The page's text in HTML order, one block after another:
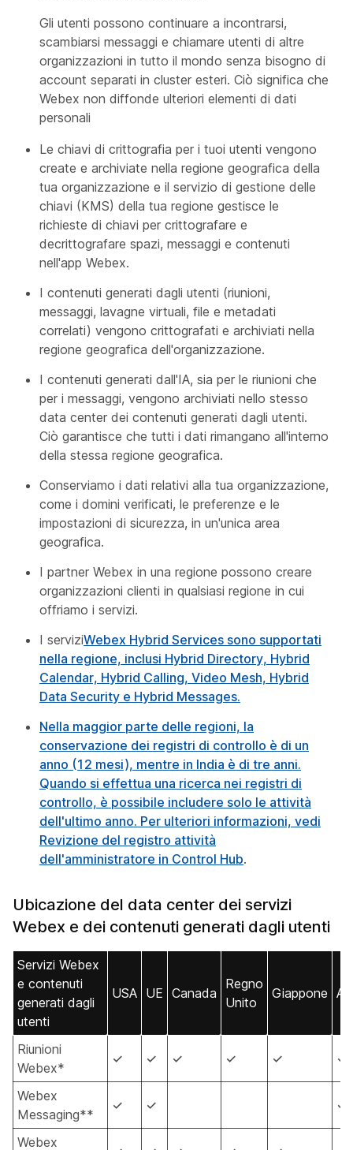
Gli utenti possono continuare a incontrarsi,
scambiarsi messaggi e chiamare utenti di altre
organizzazioni in tutto il mondo senza bisogno di
account separati in cluster esteri. Ciò significa che
Webex non diffonde ulteriori elementi di dati
personali
Le chiavi di crittografia per i tuoi utenti vengono
create e archiviate nella regione geografica della
tua organizzazione e il servizio di gestione delle
chiavi (KMS) della tua regione gestisce le
richieste di chiavi per crittografare e
decrittografare spazi, messaggi e contenuti
nell'app Webex.
I contenuti generati dagli utenti (riunioni,
messaggi, lavagne virtuali, file e metadati
correlati) vengono crittografati e archiviati nella
regione geografica dell'organizzazione.
I contenuti generati dall'IA, sia per le riunioni che
per i messaggi, vengono archiviati nello stesso
data center dei contenuti generati dagli utenti.
Ciò garantisce che tutti i dati rimangano all'interno
della stessa regione geografica.
Conserviamo i dati relativi alla tua organizzazione,
come i domini verificati, le preferenze e le
impostazioni di sicurezza, in un'unica area
geografica.
I partner Webex in una regione possono creare
organizzazioni clienti in qualsiasi regione in cui
offriamo i servizi.
I serviziWebex Hybrid Services sono supportati
nella regione, inclusi Hybrid Directory, Hybrid
Calendar, Hybrid Calling, Video Mesh, Hybrid
Data Security e Hybrid Messages.
Nella maggior parte delle regioni, la
conservazione dei registri di controllo è di un
anno (12 mesi), mentre in India è di tre anni.
Quando si effettua una ricerca nei registri di
controllo, è possibile includere solo le attività
dell'ultimo anno. Per ulteriori informazioni, vedi
Revizione del registro attività
dell'amministratore in Control Hub.
Ubicazione del data center dei servizi
Webex e dei contenuti generati dagli utenti
Servizi Webex
e contenuti
generati dagli
utenti
USA UE Canada
Regno
Unito
Giappone
Riunioni
Webex*
✓ ✓ ✓ ✓ ✓ ✓
Webex
Messaging**
✓ ✓ ✓
Webex